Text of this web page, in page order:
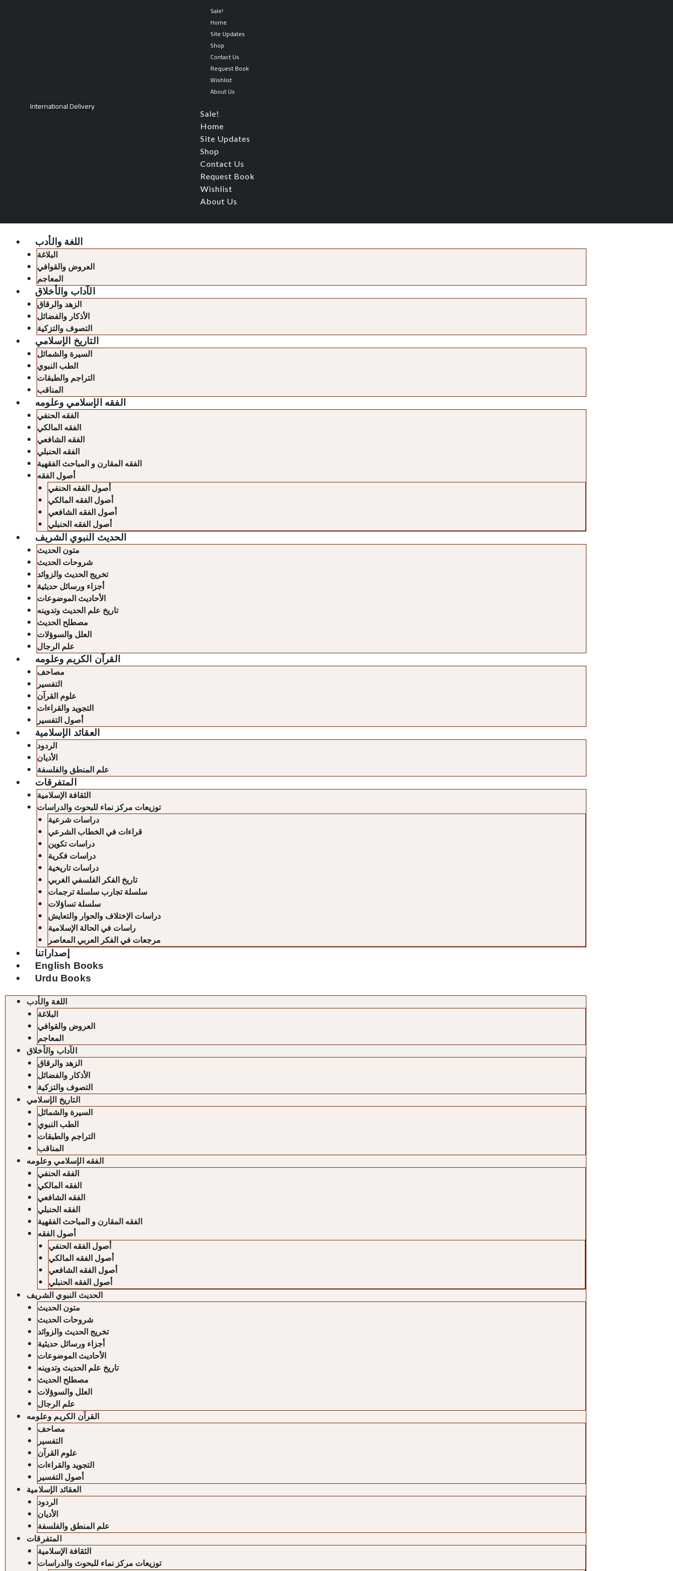
International Delivery
Sale!
Home
Site Updates
Shop
Contact Us
Request Book
Wishlist
About Us
Sale!
Home
Site Updates
Shop
Contact Us
Request Book
Wishlist
About Us
اللغة والأدب
البلاغة
العروض والقوافي
المعاجم
الآداب والأخلاق
الزهد والرقاق
الأذكار والفضائل
التصوف والتزكية
التاريخ الإسلامي
السيرة والشمائل
الطب النبوي
التراجم والطبقات
المناقب
الفقه الإسلامي وعلومه
الفقه الحنفي
الفقه المالكي
الفقه الشافعي
الفقه الحنبلي
الفقه المقارن و المباحث الفقهية
أصول الفقه
أصول الفقه الحنفي
أصول الفقه المالكي
أصول الفقه الشافعي
أصول الفقه الحنبلي
الحديث النبوي الشريف
متون الحديث
شروحات الحديث
تخريج الحديث والزوائد
أجزاء ورسائل حديثية
الأحاديث الموضوعات
تاريخ علم الحديث وتدوينه
مصطلح الحديث
العلل والسوؤلات
علم الرجال
القرآن الكريم وعلومه
مصاحف
التفسير
علوم القرآن
التجويد والقراءات
أصول التفسير
العقائد الإسلامية
الردود
الأديان
علم المنطق والفلسفة
المتفرقات
الثقافة الإسلامية
توزيعات مركز نماء للبحوث والدراسات
دراسات شرعية
قراءات في الخطاب الشرعي
دراسات تكوين
دراسات فكرية
دراسات تاريخية
تاريخ الفكر الفلسفي الغربي
سلسلة تجارب سلسلة ترجمات
سلسلة تساؤلات
دراسات الإختلاف والحوار والتعايش
راسات في الحالة الإسلامية
مرجعات في الفكر العربي المعاصر
إصداراتنا
English Books
Urdu Books
اللغة والأدب
البلاغة
العروض والقوافي
المعاجم
الآداب والأخلاق
الزهد والرقاق
الأذكار والفضائل
التصوف والتزكية
التاريخ الإسلامي
السيرة والشمائل
الطب النبوي
التراجم والطبقات
المناقب
الفقه الإسلامي وعلومه
الفقه الحنفي
الفقه المالكي
الفقه الشافعي
الفقه الحنبلي
الفقه المقارن و المباحث الفقهية
أصول الفقه
أصول الفقه الحنفي
أصول الفقه المالكي
أصول الفقه الشافعي
أصول الفقه الحنبلي
الحديث النبوي الشريف
متون الحديث
شروحات الحديث
تخريج الحديث والزوائد
أجزاء ورسائل حديثية
الأحاديث الموضوعات
تاريخ علم الحديث وتدوينه
مصطلح الحديث
العلل والسوؤلات
علم الرجال
القرآن الكريم وعلومه
مصاحف
التفسير
علوم القرآن
التجويد والقراءات
أصول التفسير
العقائد الإسلامية
الردود
الأديان
علم المنطق والفلسفة
المتفرقات
الثقافة الإسلامية
توزيعات مركز نماء للبحوث والدراسات